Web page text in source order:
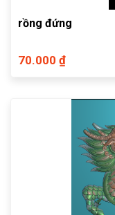
rồng đứng
70.000 ₫